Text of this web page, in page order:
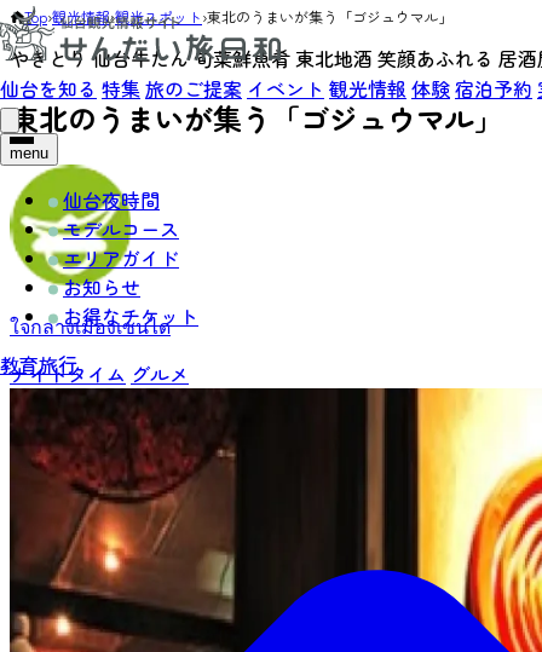
仙台を知る 特集旅のご提案 イベント 観光情報 体験宿泊予約
menu
仙台夜時間
モデルコース
エリアガイド
お知らせ
お得なチケット
教育旅行
Top›観光情報›観光スポット›東北のうまいが集う「ゴジュウマル」
やきとり 仙台牛たん 旬菜鮮魚肴 東北地酒 笑顔あふれる 居
東北のうまいが集う「ゴジュウマル」
ใจกลางเมืองเซนได
ナイトタイム グルメ